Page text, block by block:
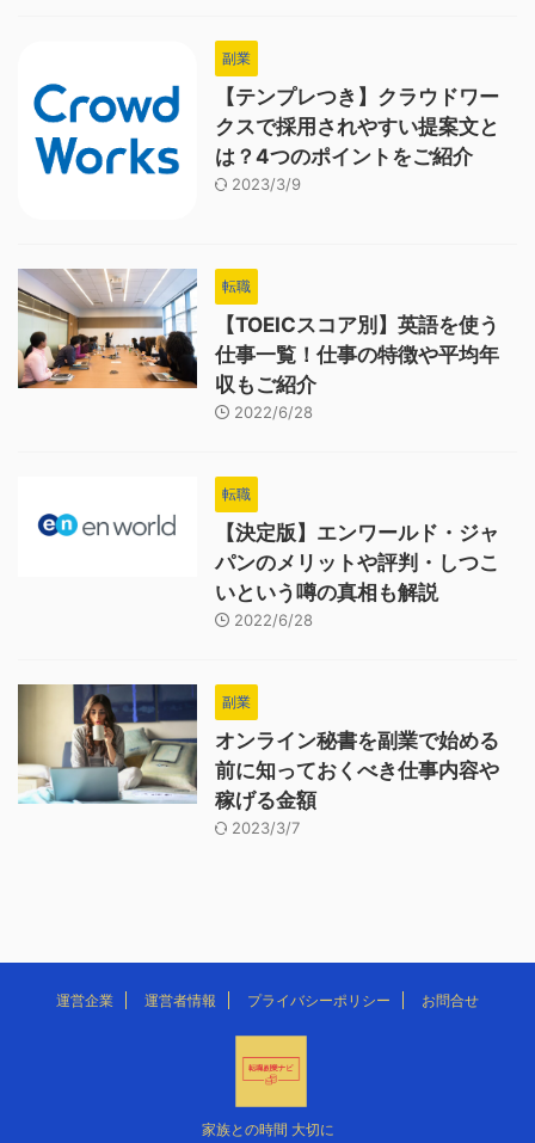
副業
【テンプレつき】クラウドワー
クスで採用されやすい提案文と
は？4つのポイントをご紹介
2023/3/9
転職
【TOEICスコア別】英語を使う
仕事一覧！仕事の特徴や平均年
収もご紹介
2022/6/28
転職
【決定版】エンワールド・ジャ
パンのメリットや評判・しつこ
いという噂の真相も解説
2022/6/28
副業
オンライン秘書を副業で始める
前に知っておくべき仕事内容や
稼げる金額
2023/3/7
運営企業 運営者情報 プライバシーポリシー お問合せ
家族との時間 大切に